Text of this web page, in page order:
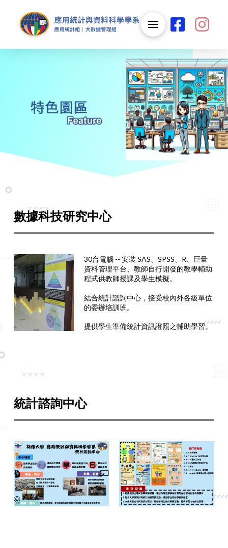
數據科技研究中心
30台電腦 -- 安裝 SAS、SPSS、R、巨量
資料管理平台、教師自行開發的教學輔助
程式供教師授課及學生模擬。
結合統計諮詢中心，接受校內外各級單位
的委辦培訓班。
提供學生準備統計資訊證照之輔助學習。
統計諮詢中心